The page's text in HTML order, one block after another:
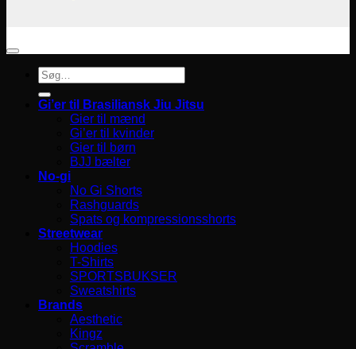
Søg
efter:
Gi’er til Brasiliansk Jiu Jitsu
Gier til mænd
Gi’er til kvinder
Gier til børn
BJJ bælter
No-gi
No Gi Shorts
Rashguards
Spats og kompressionsshorts
Streetwear
Hoodies
T-Shirts
SPORTSBUKSER
Sweatshirts
Brands
Aesthetic
Kingz